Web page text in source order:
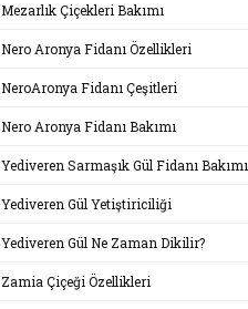
Mezarlık Çiçekleri Bakımı
Nero Aronya Fidanı Özellikleri
NeroAronya Fidanı Çeşitleri
Nero Aronya Fidanı Bakımı
Yediveren Sarmaşık Gül Fidanı Bakımı
Yediveren Gül Yetiştiriciliği
Yediveren Gül Ne Zaman Dikilir?
Zamia Çiçeği Özellikleri